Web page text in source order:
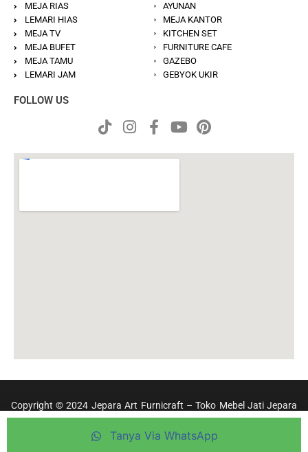
Tanya Via WhatsApp
MEJA RIAS
LEMARI HIAS
MEJA TV
MEJA BUFET
MEJA TAMU
LEMARI JAM
AYUNAN
MEJA KANTOR
KITCHEN SET
FURNITURE CAFE
GAZEBO
GEBYOK UKIR
FOLLOW US
Copyright © 2024 Jepara Art Furnicraft – Toko Mebel Jati Jepara
Terpercaya